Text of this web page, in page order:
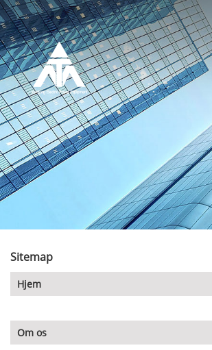
Sitemap
Hjem
Om os